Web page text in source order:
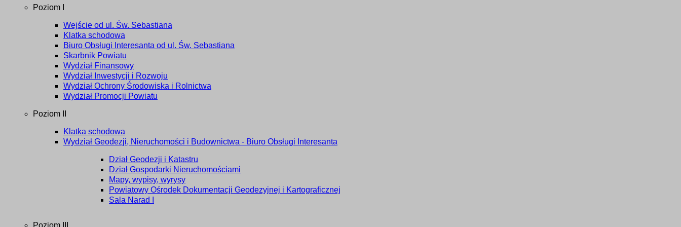
Poziom I
Wejście od ul. Św. Sebastiana
Klatka schodowa
Biuro Obsługi Interesanta od ul. Św. Sebastiana
Skarbnik Powiatu
Wydział Finansowy
Wydział Inwestycji i Rozwoju
Wydział Ochrony Środowiska i Rolnictwa
Wydział Promocji Powiatu
Poziom II
Klatka schodowa
Wydział Geodezji, Nieruchomości i Budownictwa - Biuro Obsługi Interesanta
Dział Geodezji i Katastru
Dział Gospodarki Nieruchomościami
Mapy, wypisy, wyrysy
Powiatowy Ośrodek Dokumentacji Geodezyjnej i Kartograficznej
Sala Narad I